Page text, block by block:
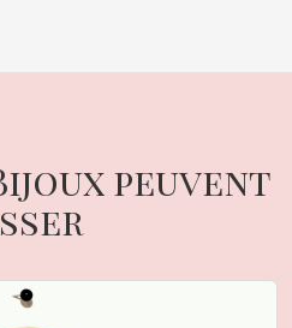
peuvent